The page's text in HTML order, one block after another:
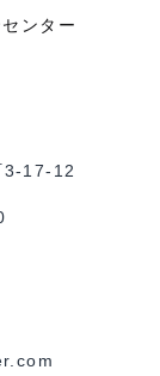
ンター
3-17-12